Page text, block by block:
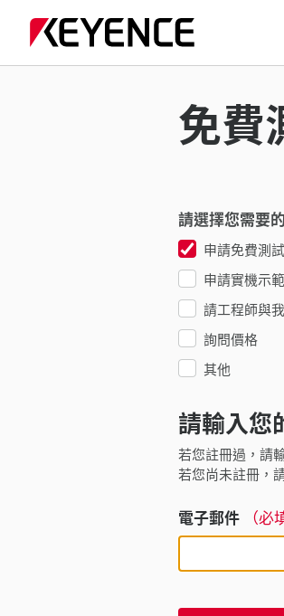
免費
請選擇您需要
申請免費測
申請實機示
請工程師與
詢問價格
其他
請輸入您
若您註冊過，請
若您尚未註冊，
電子郵件 （必